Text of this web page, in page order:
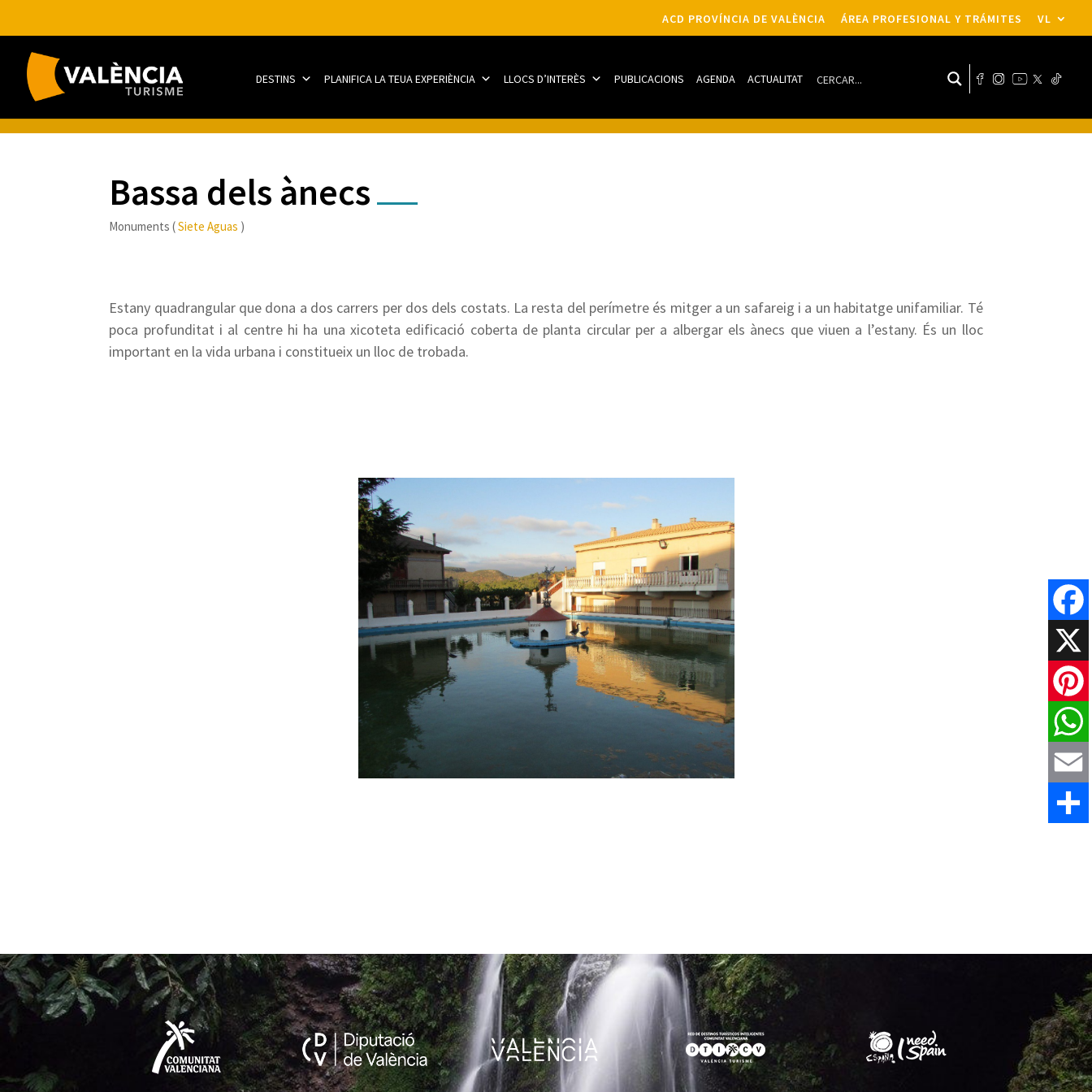
ACD PROVÍNCIA DE VALÈNCIA ÁREA PROFESIONAL Y TRÁMITES VL
DESTINS PLANIFICA LA TEUA EXPERIÈNCIA LLOCS D’INTERÈS PUBLICACIONS AGENDA ACTUALITAT
Bassa dels ànecs
Monuments (Siete Aguas )
Estany quadrangular que dona a dos carrers per dos dels costats. La resta del perímetre és mitger a un safareig i a un habitatge unifamiliar. Té
poca profunditat i al centre hi ha una xicoteta edificació coberta de planta circular per a albergar els ànecs que viuen a l’estany. És un lloc
important en la vida urbana i constitueix un lloc de trobada.
X
Email